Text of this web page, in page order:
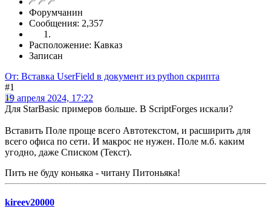
Форумчанин
Сообщения: 2,357
Расположение: Кавказ
Записан
От: Вставка UserField в документ из python скрипта
#1
19 апреля 2024, 17:22
Для StarBasic примеров больше. В ScriptForges искали?
Вставить Поле проще всего Автотекстом, и расширить для
всего офиса по сети. И макрос не нужен. Поле м.б. каким
угодно, даже Списком (Текст).
Пить не буду коньяка - читану Питоньяка!
kireev20000